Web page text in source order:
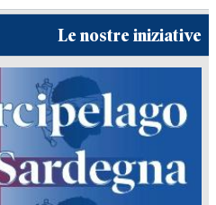
Le nostre iniziative